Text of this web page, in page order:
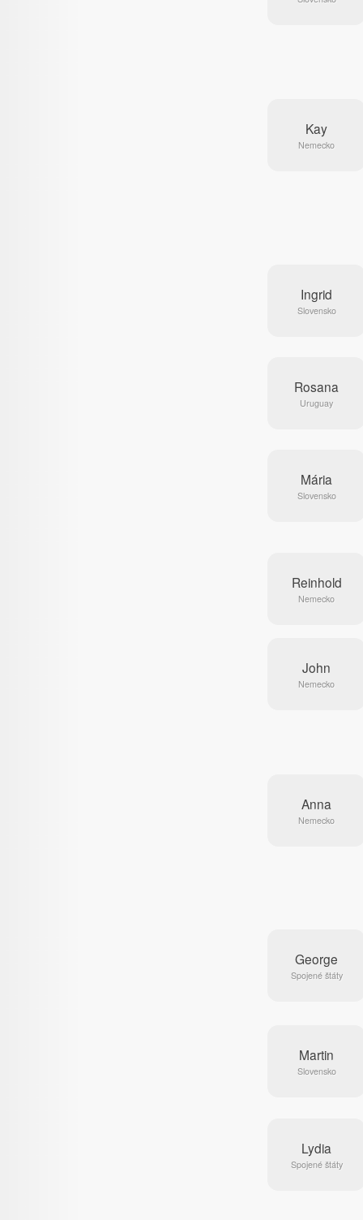
Kay
Nemecko
Ingrid
Slovensko
Rosana
Uruguay
Mária
Slovensko
Reinhold
Nemecko
John
Nemecko
Anna
Nemecko
George
Spojené štáty
Martin
Slovensko
Lydia
Spojené štáty